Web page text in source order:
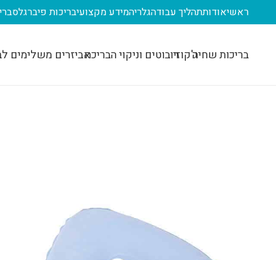
ראשיאודותתהליך עבודהגלריהמידע מקצועיבריכות פיברגלס
בריכות שחיהג'קוזירובוטים וניקוי הבריכהאביזרים משלימים